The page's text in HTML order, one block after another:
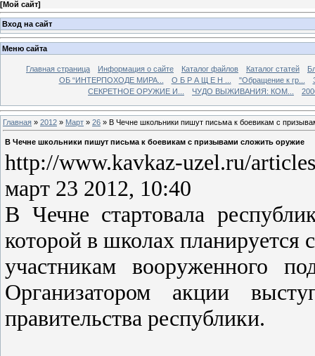
[Мой сайт]
Вход на сайт
Меню сайта
Главная страница Информация о сайте Каталог файлов Каталог статей
ОБ “ИНТЕРПОХОДЕ МИРА...
О Б Р А Щ Е Н ... "Обращение к гр...
СЕКРЕТНОЕ ОРУЖИЕ И...
ЧУДО ВЫЖИВАНИЯ: КОМ...
Главная » 2012 » Март » 26 » В Чечне школьники пишут письма к боевикам с
В Чечне школьники пишут письма к боевикам с призывами сложить оружие
http://www.kavkaz-uzel.ru/
март 23 2012, 10:40
В Чечне стартовала
которой в школах планируется
участникам вооруженного
Организатором акции
правительства республики.